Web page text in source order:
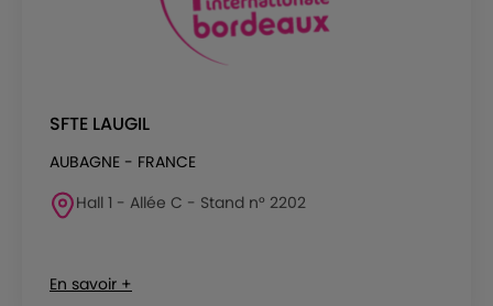
SFTE LAUGIL
AUBAGNE - FRANCE
Hall 1 - Allée C - Stand n° 2202
En savoir +